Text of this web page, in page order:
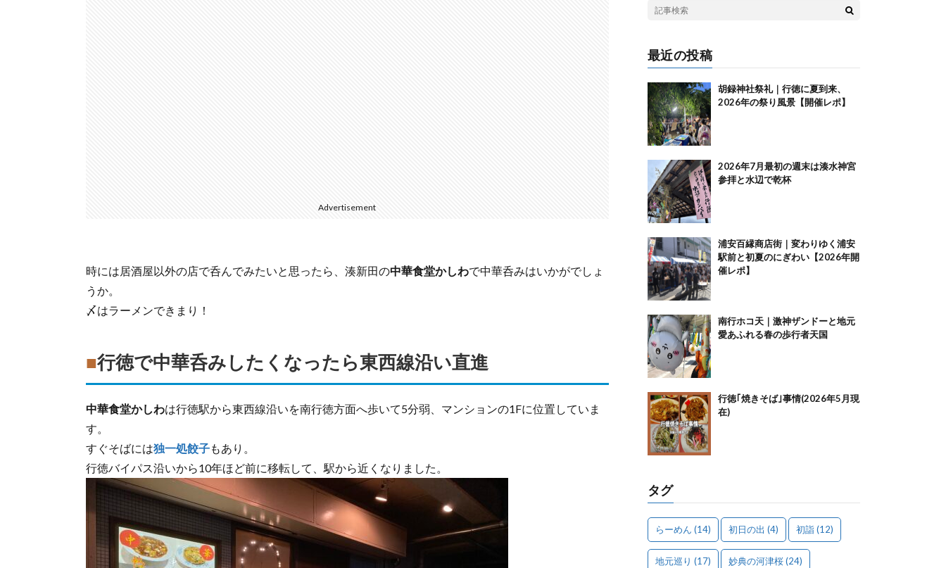
Advertisement
時には居酒屋以外の店で呑んでみたいと思ったら、湊新田の中華食堂かしわで中華呑みはいかがでしょ
うか。
〆はラーメンできまり！
■行徳で中華呑みしたくなったら東西線沿い直進
中華食堂かしわは行徳駅から東西線沿いを南行徳方面へ歩いて5分弱、マンションの1Fに位置していま
す。
すぐそばには独一処餃子もあり。
行徳バイパス沿いから10年ほど前に移転して、駅から近くなりました。
最近の投稿
胡録神社祭礼｜行徳に夏到来、
2026年の祭り風景【開催レポ】
2026年7月最初の週末は湊水神宮
参拝と水辺で乾杯
浦安百縁商店街｜変わりゆく浦安
駅前と初夏のにぎわい【2026年開
催レポ】
南行ホコ天｜激神ザンドーと地元
愛あふれる春の歩行者天国
行徳｢焼きそば｣事情(2026年5月現
在)
タグ
らーめん (14) 初日の出 (4) 初詣(12)
地元巡り (17) 妙典の河津桜(24)